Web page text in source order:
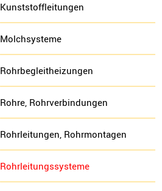
Kunststoffleitungen
Molchsysteme
Rohrbegleitheizungen
Rohre, Rohrverbindungen
Rohrleitungen, Rohrmontagen
Rohrleitungssysteme